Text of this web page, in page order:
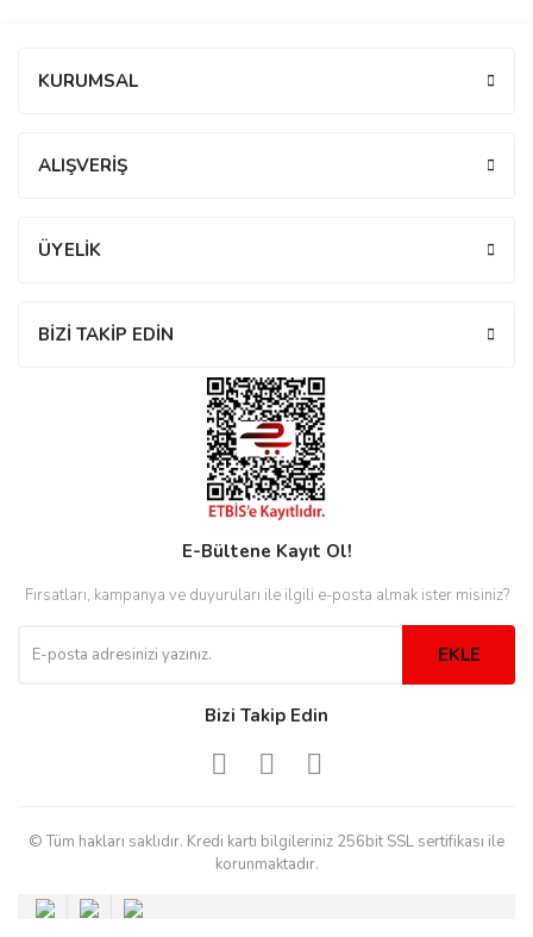
KURUMSAL
ALIŞVERİŞ
ÜYELİK
BİZİ TAKİP EDİN
E-Bültene Kayıt Ol!
Fırsatları, kampanya ve duyuruları ile ilgili e-posta almak ister misiniz?
EKLE
Bizi Takip Edin
© Tüm hakları saklıdır. Kredi kartı bilgileriniz 256bit SSL sertifikası ile
korunmaktadır.